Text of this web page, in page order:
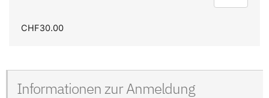
CHF30.00
Informationen zur Anmeldung